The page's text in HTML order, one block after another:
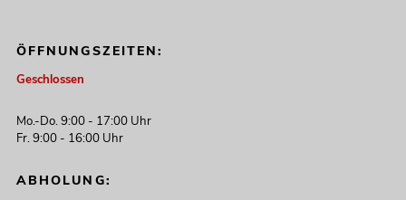
No. 20000396
ÖFFNUNGSZEITEN:
Geschlossen
Mo.-Do. 9:00 - 17:00 Uhr
Fr. 9:00 - 16:00 Uhr
ABHOLUNG: